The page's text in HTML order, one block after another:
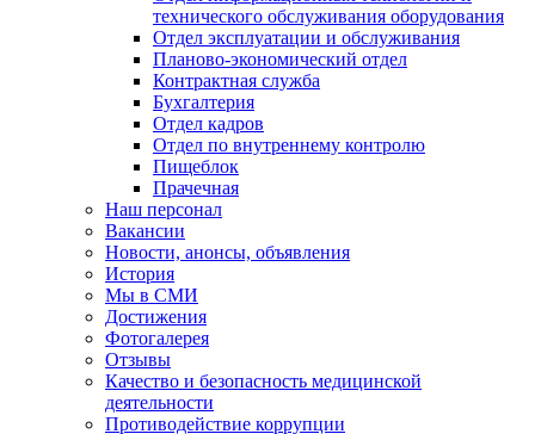
технического обслуживания оборудования
Отдел эксплуатации и обслуживания
Планово-экономический отдел
Контрактная служба
Бухгалтерия
Отдел кадров
Отдел по внутреннему контролю
Пищеблок
Прачечная
Наш персонал
Вакансии
Новости, анонсы, объявления
История
Мы в СМИ
Достижения
Фотогалерея
Отзывы
Качество и безопасность медицинской
деятельности
Противодействие коррупции